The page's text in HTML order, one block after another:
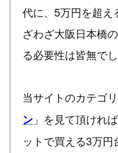
代に、5万円を超え
ざわざ大阪日本橋
る必要性は皆無でし
当サイトのカテゴ
ン 」を見て頂けれ
ットで買える3万